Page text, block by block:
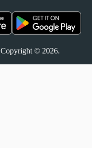
Copyright © 2026.